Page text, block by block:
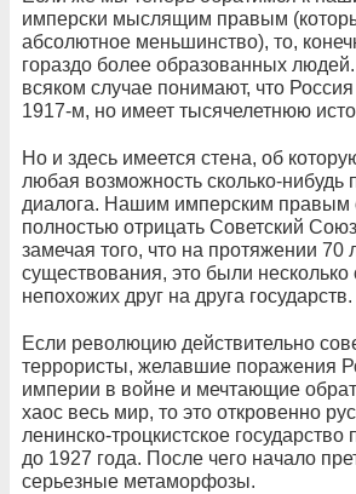
имперски мыслящим правым
абсолютное меньшинство), то,
гораздо более образованных
всяком случае понимают, что
1917-м, но имеет тысячелетнюю
Но и здесь имеется стена, об
любая возможность сколько-нибудь
диалога. Нашим имперским правым
полностью отрицать Советский
замечая того, что на протяжении 70
существования, это были
непохожих друг на друга государств.
Если революцию действительно
террористы, желавшие поражения
империи в войне и мечтающие
хаос весь мир, то это откровенно
ленинско-троцкистское
до 1927 года. После чего начало
серьезные метаморфозы.